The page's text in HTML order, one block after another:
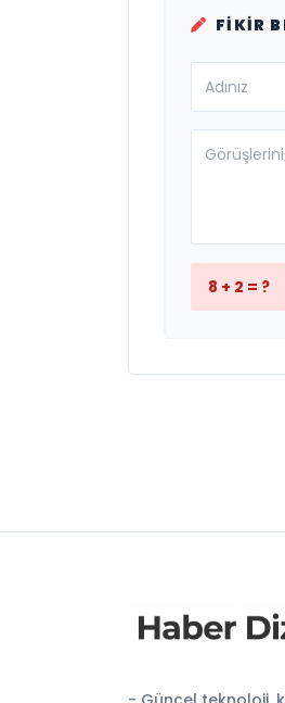
FIKIR
8 + 2 = ?